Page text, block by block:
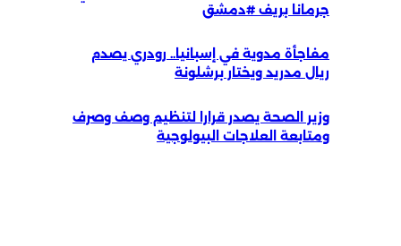
جرمانا بريف #دمشق
مفاجأة مدوية في إسبانيا.. رودري يصدم
ريال مدريد ويختار برشلونة
وزير الصحة يصدر قرارا لتنظيم وصف وصرف
ومتابعة العلاجات البيولوجية